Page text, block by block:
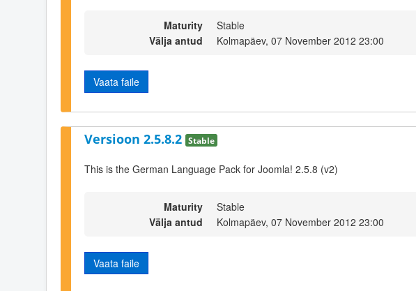
Maturity
Stable
Välja antud
Kolmapäev, 07 November 2012 23:00
Vaata faile
Versioon 2.5.8.2 Stable
This is the German Language Pack for Joomla! 2.5.8 (v2)
Maturity
Stable
Välja antud
Kolmapäev, 07 November 2012 23:00
Vaata faile